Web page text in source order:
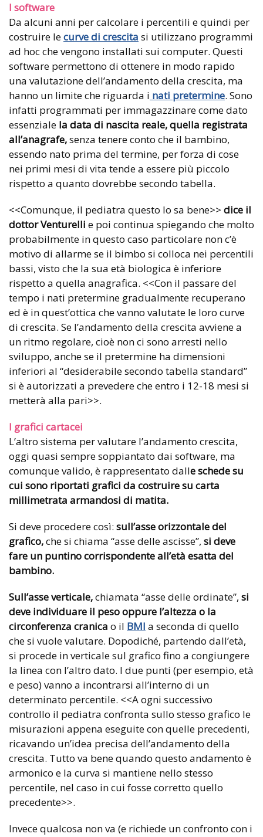
I software
Da alcuni anni per calcolare i percentili e quindi per
costruire lecurve di crescita si utilizzano programmi
ad hoc che vengono installati sui computer. Questi
software permettono di ottenere in modo rapido
una valutazione dell’andamento della crescita, ma
hanno un limite che riguarda i nati pretermine. Sono
infatti programmati per immagazzinare come dato
essenziale la data di nascita reale, quella registrata
all’anagrafe,senza tenere conto che il bambino,
essendo nato prima del termine, per forza di cose
nei primi mesi di vita tende a essere più piccolo
rispetto a quanto dovrebbe secondo tabella.
<<Comunque, il pediatra questo lo sa bene>> dice il
dottor Venturelli e poi continua spiegando che molto
probabilmente in questo caso particolare non c’è
motivo di allarme se il bimbo si colloca nei percentili
bassi, visto che la sua età biologica è inferiore
rispetto a quella anagrafica. <<Con il passare del
tempo i nati pretermine gradualmente recuperano
ed è in quest’ottica che vanno valutate le loro curve
di crescita. Se l’andamento della crescita avviene a
un ritmo regolare, cioè non ci sono arresti nello
sviluppo, anche se il pretermine ha dimensioni
inferiori al “desiderabile secondo tabella standard”
si è autorizzati a prevedere che entro i 12-18 mesi si
metterà alla pari>>.
I grafici cartacei
L’altro sistema per valutare l’andamento crescita,
oggi quasi sempre soppiantato dai software, ma
comunque valido, è rappresentato dalle schede su
cui sono riportati grafici da costruire su carta
millimetrata armandosi di matita.
Si deve procedere così: sull’asse orizzontale del
grafico,che si chiama “asse delle ascisse”, si deve
fare un puntinocorrispondente all’età esatta del
bambino.
Sull’asse verticale,chiamata “asse delle ordinate”, si
deve individuare il peso oppure l’altezza o la
circonferenza cranica o il BMI a seconda di quello
che si vuole valutare. Dopodiché, partendo dall’età,
si procede in verticale sul grafico fino a congiungere
la linea con l’altro dato. I due punti (per esempio, età
e peso) vanno a incontrarsi all’interno di un
determinato percentile. <<A ogni successivo
controllo il pediatra confronta sullo stesso grafico le
misurazioni appena eseguite con quelle precedenti,
ricavando un’idea precisa dell’andamento della
crescita. Tutto va bene quando questo andamento è
armonico e la curva si mantiene nello stesso
percentile, nel caso in cui fosse corretto quello
precedente>>.
Invece qualcosa non va (e richiede un confronto con i